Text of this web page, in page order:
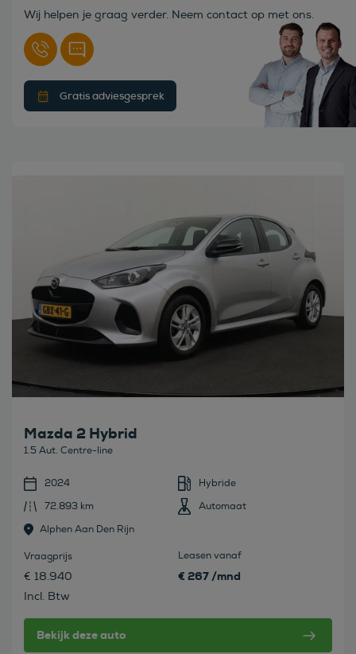
Wij helpen je graag verder. Neem contact op met ons.
Gratis adviesgesprek
Mazda 2 Hybrid
1.5 Aut. Centre-line
2024
Hybride
72.893 km
Automaat
Alphen Aan Den Rijn
Vraagprijs
€ 18.940
Incl. Btw
Leasen vanaf
€ 267 /mnd
Bekijk deze auto